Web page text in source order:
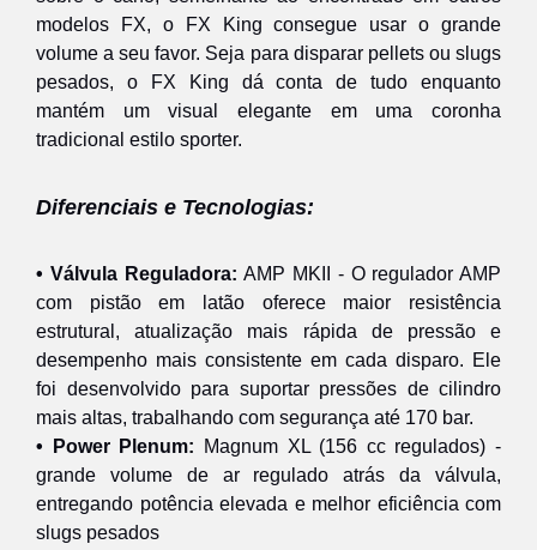
modelos FX, o FX King consegue usar o grande
volume a seu favor. Seja para disparar pellets ou slugs
pesados, o FX King dá conta de tudo enquanto
mantém um visual elegante em uma coronha
tradicional estilo sporter.
Diferenciais e Tecnologias:
• Válvula Reguladora: AMP MKII - O regulador AMP
com pistão em latão oferece maior resistência
estrutural, atualização mais rápida de pressão e
desempenho mais consistente em cada disparo. Ele
foi desenvolvido para suportar pressões de cilindro
mais altas, trabalhando com segurança até 170 bar.
• Power Plenum:
Magnum XL (156 cc regulados) -
grande volume de ar regulado atrás da válvula,
entregando potência elevada e melhor eficiência com
slugs pesados